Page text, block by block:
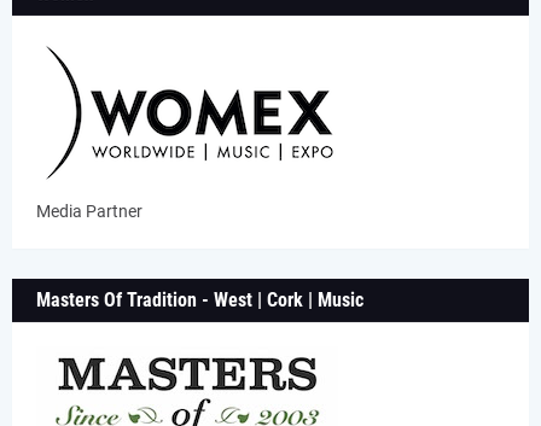
Media Partner
Masters Of Tradition - West | Cork | Music